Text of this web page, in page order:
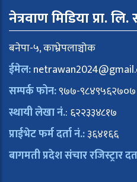
नेत्रवाण मिडिया प्रा.
बनेपा-५, काभ्रेपलाञ्चोक
ईमेल:
सम्पर्क फोन:९७७-९८४९५६२७०७
स्थायी लेखा नं.: ६२२३३४८१७
प्राईभेट फर्म दर्ता नं.:३६४१६६
बागमती प्रदेश संचार रजिस्ट्रार